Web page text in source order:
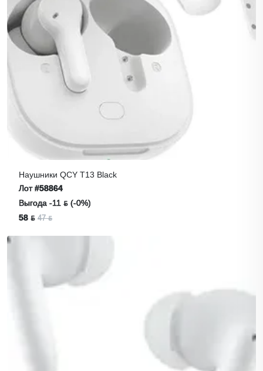
Наушники QCY T13 Black
Лот#58864
Выгода -11 ƃ (-0%)
58 ƃ 47 ƃ